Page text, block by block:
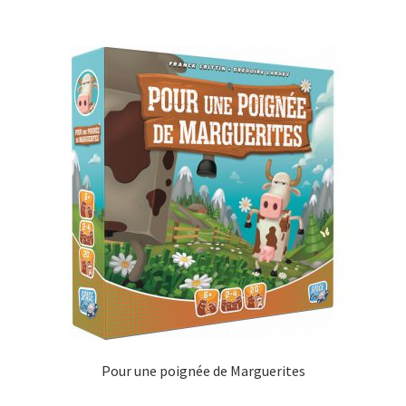
Pour une poignée de Marguerites